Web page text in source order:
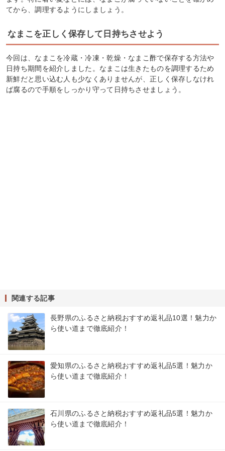
てから、調理するようにしましょう。
なまこを正しく保存して日持ちさせよう
今回は、なまこを冷蔵・冷凍・乾燥・なまこ酢で保存する方法や
日持ち期間を紹介しました。なまこは生きたものを調理するため
新鮮だと思い込む人も少なくありませんが、正しく保存しなけれ
ば腐るので手順をしっかり守って日持ちさせましょう。
関連する記事
長野県のふるさと納税おすすめ返礼品10選！魅力か
ら使い道まで徹底紹介！
愛知県のふるさと納税おすすめ返礼品5選！魅力か
ら使い道まで徹底紹介！
石川県のふるさと納税おすすめ返礼品5選！魅力か
ら使い道まで徹底紹介！